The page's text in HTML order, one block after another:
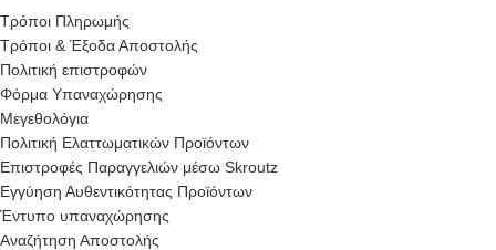
Τρόποι Πληρωμής
Τρόποι & Έξοδα Αποστολής
Πολιτική επιστροφών
Φόρμα Υπαναχώρησης
Μεγεθολόγια
Πολιτική Ελαττωματικών Προϊόντων
Επιστροφές Παραγγελιών μέσω Skroutz
Εγγύηση Αυθεντικότητας Προϊόντων
Έντυπο υπαναχώρησης
Αναζήτηση Αποστολής